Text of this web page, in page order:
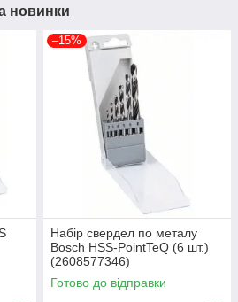
новинки
–15%
Набір свердел по металу
Bosch HSS-PointTeQ (6 шт.)
(2608577346)
Готово до відправки